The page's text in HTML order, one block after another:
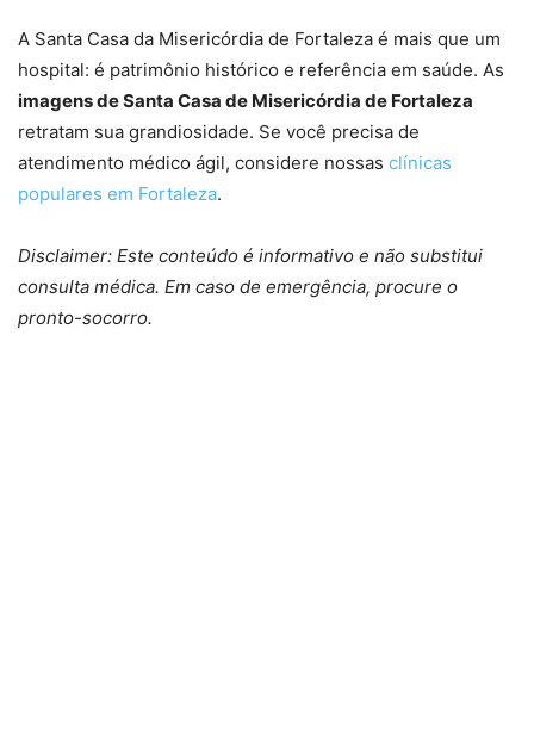
A Santa Casa da Misericórdia de Fortaleza é mais que um
hospital: é patrimônio histórico e referência em saúde. As
imagens de Santa Casa de Misericórdia de Fortaleza
retratam sua grandiosidade. Se você precisa de
atendimento médico ágil, considere nossas clínicas
populares em Fortaleza.
Disclaimer: Este conteúdo é informativo e não substitui
consulta médica. Em caso de emergência, procure o
pronto-socorro.